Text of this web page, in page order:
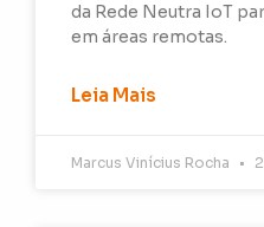
da Rede Neutra IoT
em áreas remotas.
Leia Mais
Marcus Vinícius Rocha